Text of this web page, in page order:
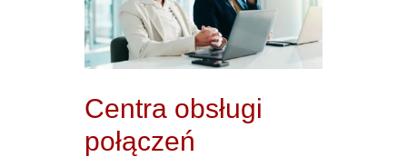
Centra obsługi
połączeń
połączeń
przychodzących
a
obsługi
połączeń